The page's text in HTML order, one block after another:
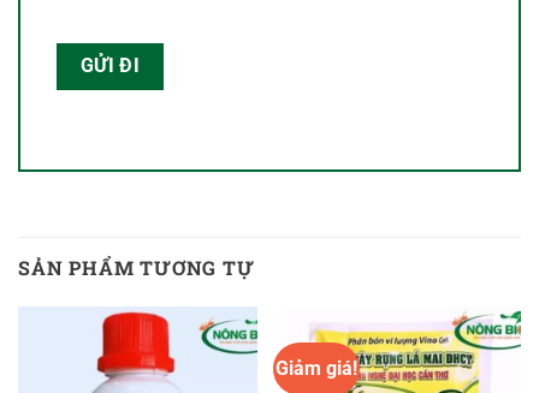
SẢN PHẨM TƯƠNG TỰ
Giảm giá!